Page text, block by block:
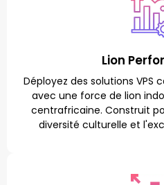
Lion
Déployez des solutions VPS
avec une force de lion
centrafricaine. Construit
diversité culturelle et